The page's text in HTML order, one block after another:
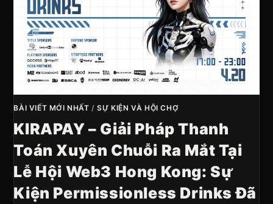
BÀI VIẾT MỚI NHẤT /SỰ KIỆN VÀ HỘI CHỢ
KIRAPAY – Giải Pháp Thanh
Toán Xuyên Chuỗi Ra Mắt Tại
Lễ Hội Web3 Hong Kong: Sự
Kiện Permissionless Drinks Đã